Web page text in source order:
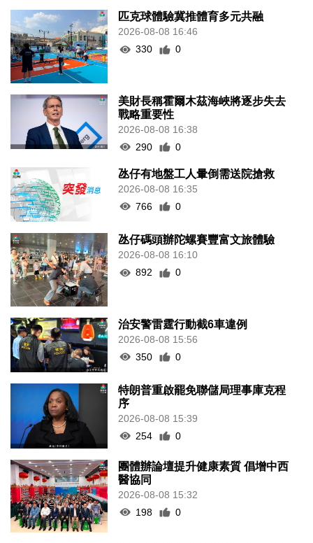
匹克球體驗冀推體育多元共融
2026-08-08 16:46
330
0
美財長稱霍爾木茲海峽將逐步失去
戰略重要性
2026-08-08 16:38
290
0
氹仔有地盤工人暈倒需送院搶救
2026-08-08 16:35
766
0
氹仔碼頭辦陀螺賽豐富文旅體驗
2026-08-08 16:10
892
0
治安警雷霆行動截6車違例
2026-08-08 15:56
350
0
特朗普重啟罷免聯儲局理事庫克程
序
2026-08-08 15:39
254
0
團體辦論壇提升健康素質 倡增中西
醫協同
2026-08-08 15:32
198
0